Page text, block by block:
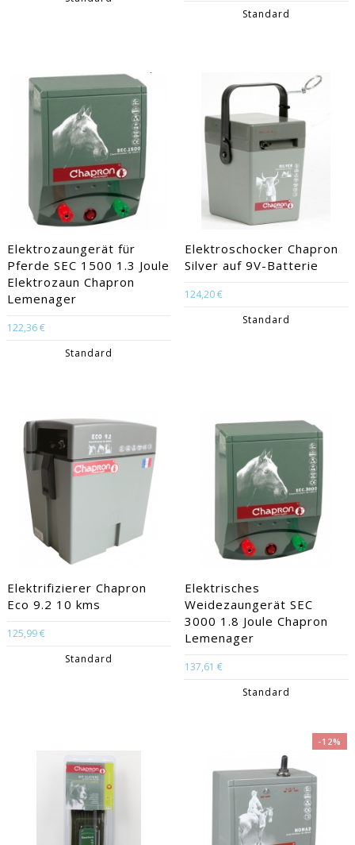
Standard
Elektrozaungerät für
Pferde SEC 1500 1.3 Joule
Elektrozaun Chapron
Lemenager
122,36 €
Standard
Elektroschocker Chapron
Silver auf 9V-Batterie
124,20 €
Standard
Elektrifizierer Chapron
Eco 9.2 10 kms
125,99 €
Standard
Elektrisches
Weidezaungerät SEC
3000 1.8 Joule Chapron
Lemenager
137,61 €
Standard
-12%